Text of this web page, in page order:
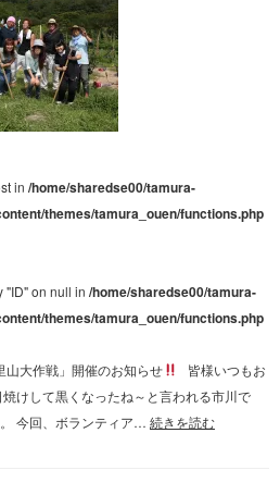
in /home/sharedse00/tamura-
themes/tamura_ouen/functions.php
"ID" on null in /home/sharedse00/tamura-
themes/tamura_ouen/functions.php
山大作戦」開催のお知らせ
皆様いつもお
けして黒くなったね～と言われる市川で
今回、ボランティア… 続きを読む